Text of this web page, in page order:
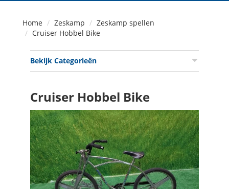
Home Zeskamp
Zeskamp spellen
Cruiser Hobbel Bike
Bekijk Categorieën
Cruiser Hobbel Bike